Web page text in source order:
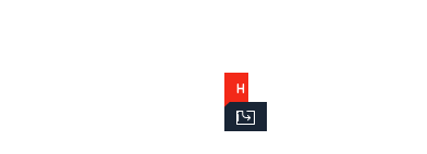
H
i